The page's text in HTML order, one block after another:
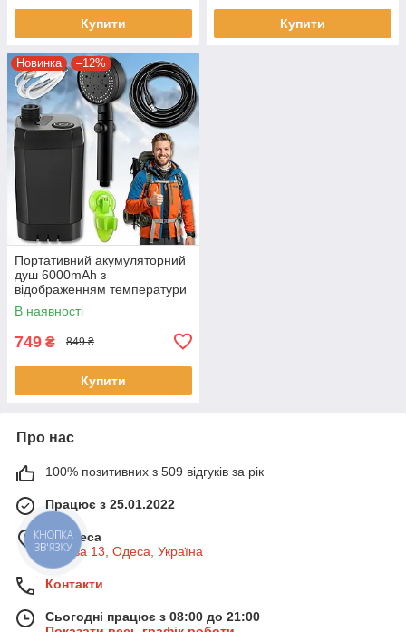
Купити Купити
Новинка –12%
Портативний акумуляторний
душ 6000mAh з
відображенням температури
води
В наявності
749 ₴ 849 ₴
Купити
Про нас
100% позитивних з 509 відгуків за рік
Працює з 25.01.2022
м. Одеса
Базова 13, Одеса, Україна
Контакти
Сьогодні працює з 08:00 до 21:00
КНОПКА
ЗВ'ЯЗКУ